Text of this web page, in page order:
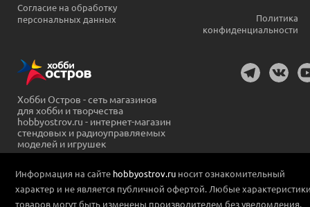
Согласие на обработку
персональных данных
Политика
конфиденциальности
Хобби Остров - сеть магазинов
для хобби и творчества
hobbyostrov.ru - интернет-магазин
стендовых и радиоуправляемых
моделей и игрушек
Информация на сайте hobbyostrov.ru носит ознакомительный
характер и не является публичной офертой. Любые
товаров могут быть изменены производителем без уведомления.